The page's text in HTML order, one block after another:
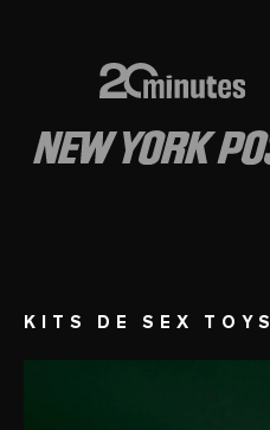
KITS DE SEX TOYS